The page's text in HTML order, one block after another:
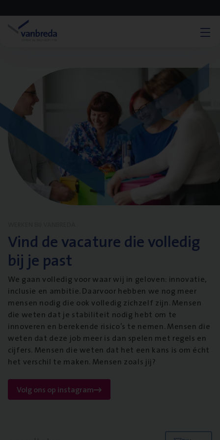
Vind de vacature die volledig
bij je past
We gaan volledig voor waar wij in geloven: innovatie,
inclusie en ambitie. Daarvoor hebben we nog meer
mensen nodig die ook volledig zichzelf zijn. Mensen
die weten dat je stabiliteit nodig hebt om te
innoveren en berekende risico’s te nemen. Mensen die
weten dat deze job meer is dan spelen met regels en
cijfers. Mensen die weten dat het een kans is om écht
het verschil te maken. Mensen zoals jij?
Volg ons op instagram